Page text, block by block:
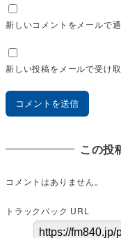
新しいコメントをメールで
新しい投稿をメールで受け
この投
コメントはありません。
トラックバック URL